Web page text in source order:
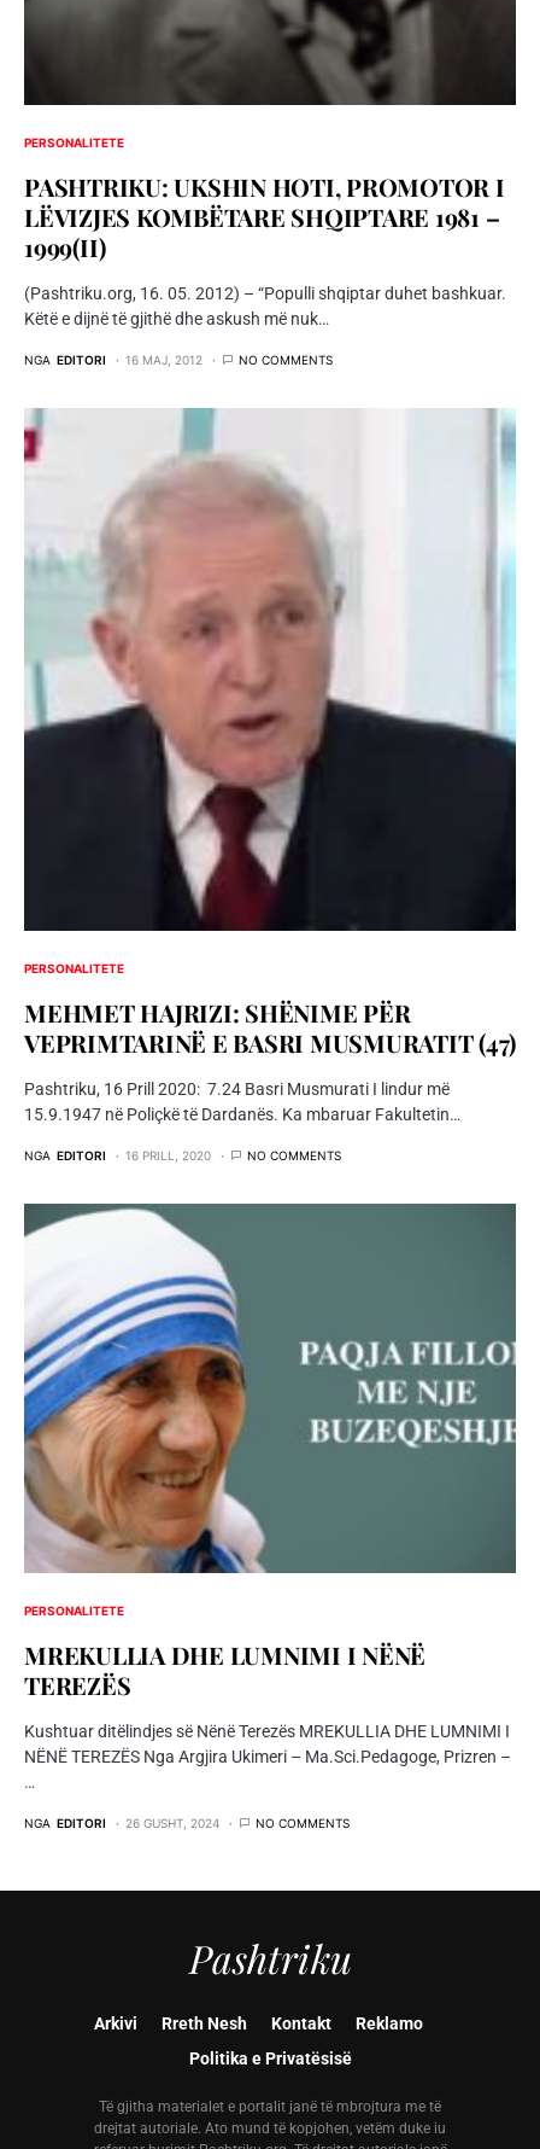
PERSONALITETE
PASHTRIKU: UKSHIN HOTI, PROMOTOR I
LËVIZJES KOMBËTARE SHQIPTARE 1981 –
1999(II)
(Pashtriku.org, 16. 05. 2012) – “Populli shqiptar duhet bashkuar.
Këtë e dijnë të gjithë dhe askush më nuk…
NGA EDITORI 16 MAJ, 2012 NO COMMENTS
PERSONALITETE
MEHMET HAJRIZI: SHËNIME PËR
VEPRIMTARINË E BASRI MUSMURATIT (47)
Pashtriku, 16 Prill 2020: 7.24 Basri Musmurati I lindur më
15.9.1947 në Poliçkë të Dardanës. Ka mbaruar Fakultetin…
NGA EDITORI 16 PRILL, 2020 NO COMMENTS
PERSONALITETE
MREKULLIA DHE LUMNIMI I NËNË
TEREZËS
Kushtuar ditëlindjes së Nënë Terezës MREKULLIA DHE LUMNIMI I
NËNË TEREZËS Nga Argjira Ukimeri – Ma.Sci.Pedagoge, Prizren –
…
NGA EDITORI 26 GUSHT, 2024 NO COMMENTS
Pashtriku
Arkivi Rreth Nesh Kontakt
Reklamo
Politika e Privatësisë
Të gjitha materialet e portalit janë të mbrojtura me të
drejtat autoriale. Ato mund të kopjohen, vetëm duke iu